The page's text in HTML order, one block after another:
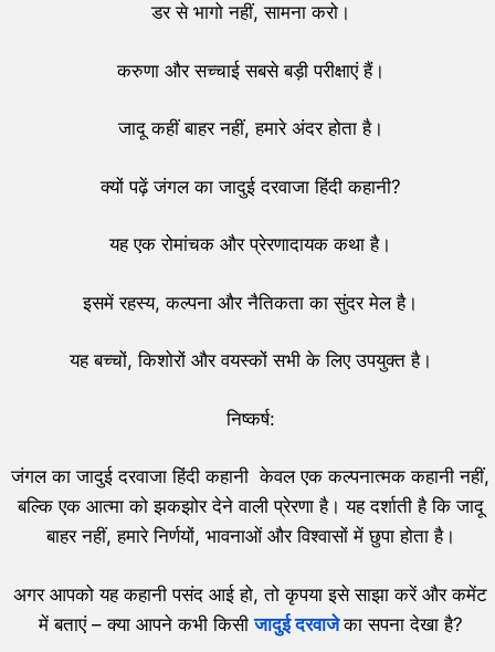
डर से भागो नहीं, सामना करो।
करुणा और सच्चाई सबसे बड़ी परीक्षाएं हैं।
जादू कहीं बाहर नहीं, हमारे अंदर होता है।
क्यों पढ़ें जंगल का जादुई दरवाजा हिंदी कहानी?
यह एक रोमांचक और प्रेरणादायक कथा है।
इसमें रहस्य, कल्पना और नैतिकता का सुंदर मेल है।
यह बच्चों, किशोरों और वयस्कों सभी के लिए उपयुक्त है।
निष्कर्ष:
जंगल का जादुई दरवाजा हिंदी कहानी केवल एक कल्पनात्मक कहानी नहीं,
बल्कि एक आत्मा को झकझोर देने वाली प्रेरणा है। यह दर्शाती है कि जादू
बाहर नहीं, हमारे निर्णयों, भावनाओं और विश्वासों में छुपा होता है।
अगर आपको यह कहानी पसंद आई हो, तो कृपया इसे साझा करें और कमेंट
में बताएं – क्या आपने कभी किसीजादुई दरवाजेका सपना देखा है?